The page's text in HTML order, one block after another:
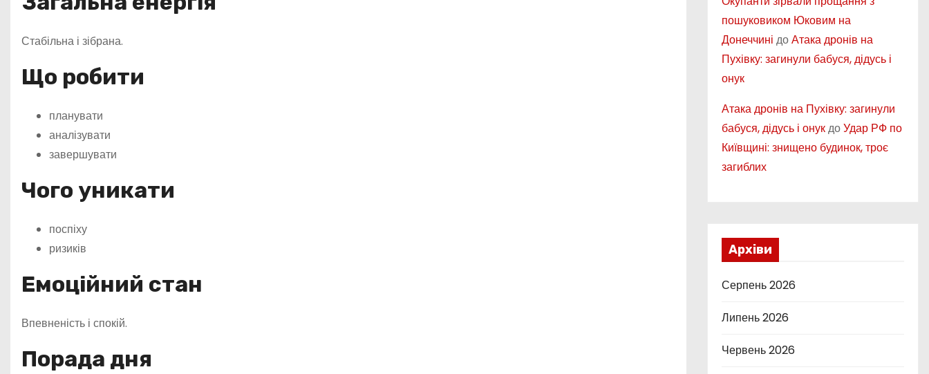
Стабільна і зібрана.
Що робити
планувати
аналізувати
завершувати
Чого уникати
поспіху
ризиків
Емоційний стан
Впевненість і спокій.
Порада дня
пошуковиком Юковим на
Донеччині доАтака дронів на
Пухівку: загинули бабуся, дідусь і
онук
Атака дронів на Пухівку: загинули
бабуся, дідусь і онукдоУдар РФ по
Київщині: знищено будинок, троє
загиблих
Архіви
Серпень 2026
Липень 2026
Червень 2026